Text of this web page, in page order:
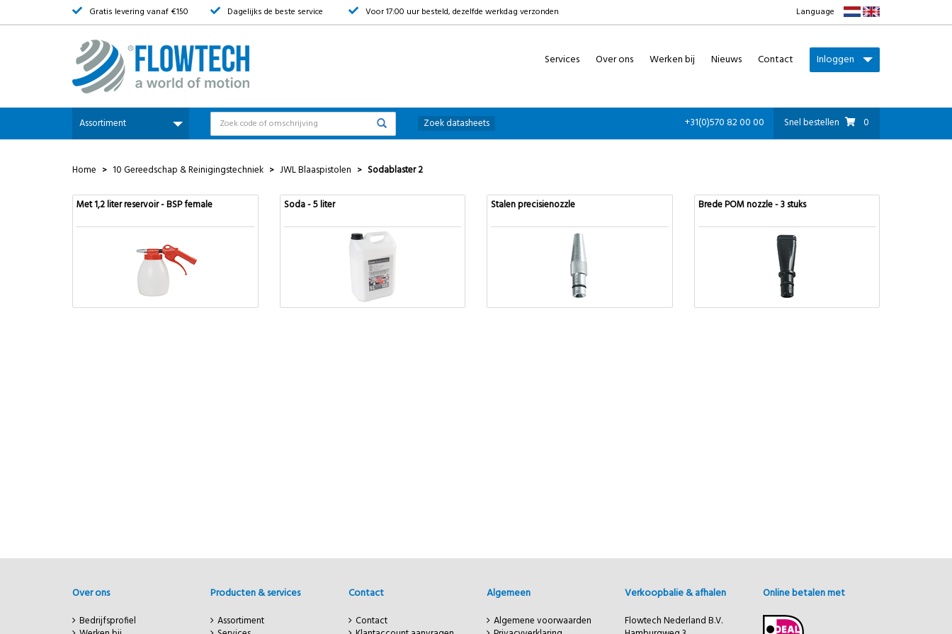
Gratis levering vanaf €150 Dagelijks de beste service Voor 17:00 uur besteld, dezelfde werkdag verzonden Language
Services Over ons Werken bij Nieuws Contact Inloggen
Assortiment Zoek datasheets +31(0)570 82 00 00 Snel bestellen 0
Home > 10 Gereedschap & Reinigingstechniek > JWL Blaaspistolen > Sodablaster 2
Met 1,2 liter reservoir - BSP female Soda - 5 liter Stalen precisienozzle Brede POM nozzle - 3 stuks
Over ons
Bedrijfsprofiel
Producten & services
Assortiment
Contact
Contact
Algemeen
Algemene voorwaarden
Verkoopbalie & afhalen
Flowtech Nederland B.V.
Online betalen met